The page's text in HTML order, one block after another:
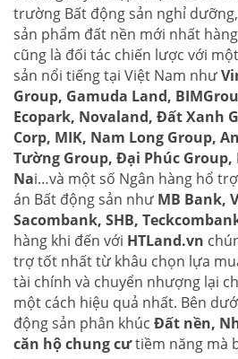
trường Bất động sản nghỉ
sản phẩm đất nền mới nhất
cũng là đối tác chiến lược với
sản nổi tiếng tại Việt Nam như
Group, Gamuda Land,
Ecopark, Novaland, Đất Xanh
Corp, MIK, Nam Long Group,
Tường Group, Đại Phúc Group,
Nai…và một số Ngân hàng hổ
án Bất động sản như MB Bank,
Sacombank, SHB,
hàng khi đến với HTLand.vn
trợ tốt nhất từ khâu chọn lựa
tài chính và chuyển nhượng lại
một cách hiệu quả nhất. Bên
động sản phân khúc Đất nền,
căn hộ chung cưtiềm năng mà